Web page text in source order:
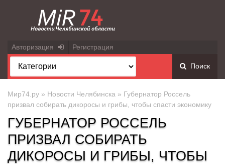
Авторизация Регистрация
Поиск
Мир74.ру » Новости Челябинска » Губернатор Россель
призвал собирать дикоросы и грибы, чтобы спасти экономику
ГУБЕРНАТОР РОССЕЛЬ
ПРИЗВАЛ СОБИРАТЬ
ДИКОРОСЫ И ГРИБЫ, ЧТОБЫ